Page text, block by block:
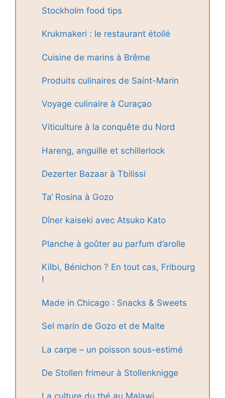
Stockholm food tips
Krukmakeri : le restaurant étoilé
Cuisine de marins à Brême
Produits culinaires de Saint-Marin
Voyage culinaire à Curaçao
Viticulture à la conquête du Nord
Hareng, anguille et schillerlock
Dezerter Bazaar à Tbilissi
Ta‘ Rosina à Gozo
Dîner kaiseki avec Atsuko Kato
Planche à goûter au parfum d’arolle
Kilbi, Bénichon ? En tout cas, Fribourg
!
Made in Chicago : Snacks & Sweets
Sel marin de Gozo et de Malte
La carpe – un poisson sous-estimé
De Stollen frimeur à Stollenknigge